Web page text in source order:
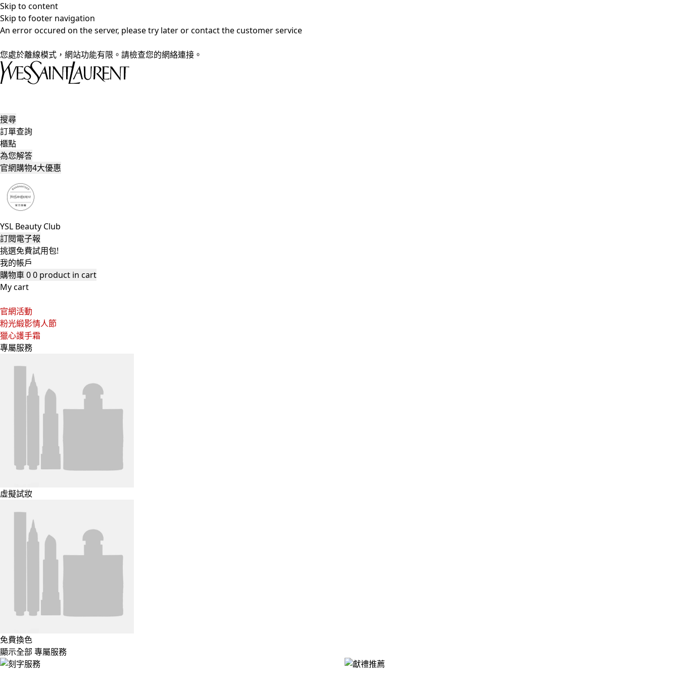
Skip to content
Skip to footer navigation
An error occured on the server, please try later or contact the customer service
您處於離線模式，網站功能有限。請檢查您的網絡連接。
搜尋
訂單查詢
櫃點
為您解答
官網購物4大優惠
YSL Beauty Club
訂閱電子報
挑選免費試用包!
我的帳戶
購物車00 product in cart
My cart
官網活動
粉光緞影情人節
獵心護手霜
專屬服務
虛擬試妝
免費換色
顯示全部 專屬服務